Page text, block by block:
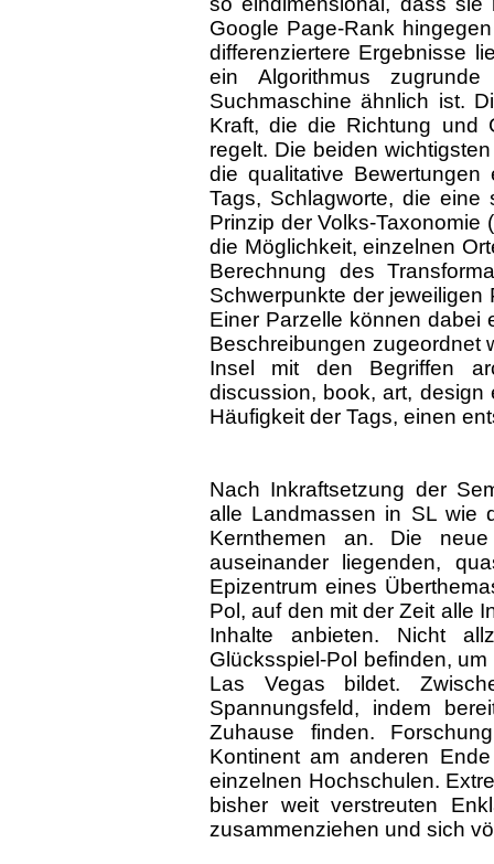
Google Page-Rank
differenziertere Ergebnisse
ein Algorithmus
Suchmaschine ähnlich ist.
Kraft, die die Richtung und
regelt. Die beiden
die qualitative
Tags, Schlagworte, die eine
Prinzip der Volks-Taxonomie
die Möglichkeit, einzelnen
Berechnung des
Schwerpunkte der jeweiligen
Einer Parzelle können dabei
Beschreibungen zugeordnet
Insel mit den Begriffen
discussion, book, art,
Häufigkeit der Tags, einen
Nach Inkraftsetzung der
alle Landmassen in SL wie
Kernthemen an. Die
auseinander liegenden,
Epizentrum eines
Pol, auf den mit der Zeit alle
Inhalte anbieten. Nicht
Glücksspiel-Pol befinden,
Las Vegas bildet.
Spannungsfeld, indem
Zuhause finden.
Kontinent am anderen
einzelnen Hochschulen.
bisher weit verstreuten
zusammenziehen und sich